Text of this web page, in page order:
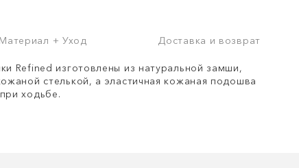
Материал + Уход Доставка и возврат
Refined изготовлены из натуральной замши,
стелькой, а эластичная кожаная подошва
ходьбе.